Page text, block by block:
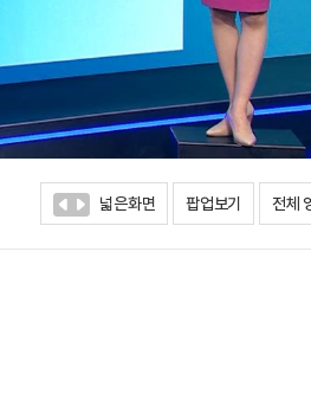
넓은화면 팝업보기 전체